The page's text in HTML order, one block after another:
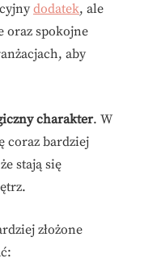
dodatek, ale
oraz spokojne
aby
charakter. W
coraz bardziej
stają się
złożone